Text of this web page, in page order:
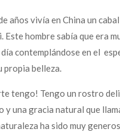
años vivía en China un
Este hombre sabía que era
día contemplándose en el
propia belleza.
tengo! Tengo un rostro
y una gracia natural que
ha sido muy